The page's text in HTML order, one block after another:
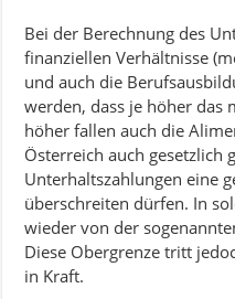
Bei der Berechnung des
finanziellen Verhältnisse
und auch die
werden, dass je höher das
höher fallen auch die
Österreich auch gesetzlich
Unterhaltszahlungen eine
überschreiten dürfen. In
wieder von der
Diese Obergrenze tritt
in Kraft.